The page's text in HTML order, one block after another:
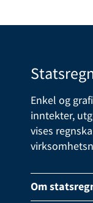
Enkel og
inntekter,
vises
Om